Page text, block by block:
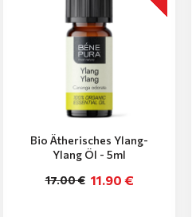
Bio Ätherisches Ylang-
Ylang Öl - 5ml
11.90 €
17.00 €